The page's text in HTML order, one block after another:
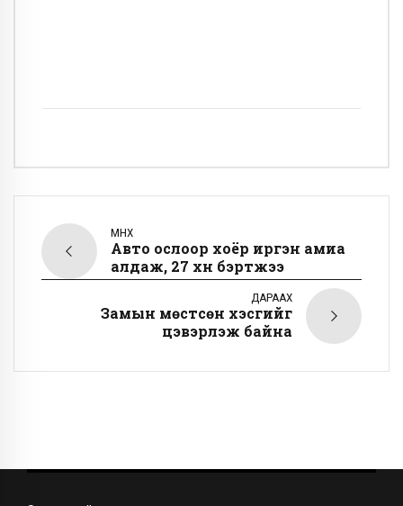
ӨМНӨХ
Авто ослоор хоёр иргэн амиа
алдаж, 27 хүн бэртжээ
ДАРААХ
Замын мөстсөн хэсгийг
цэвэрлэж байна